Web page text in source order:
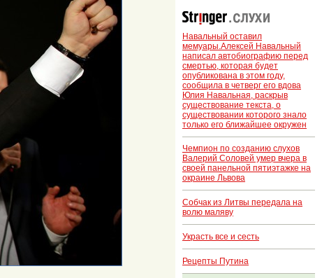
Навальный оставил
мемуары.Алексей Навальный
написал автобиографию перед
смертью, которая будет
опубликована в этом году,
сообщила в четверг его вдова
Юлия Навальная, раскрыв
существование текста, о
существовании которого знало
только его ближайшее окружен
Чемпион по созданию слухов
Валерий Соловей умер вчера в
своей панельной пятиэтажке на
окраине Львова
Собчак из Литвы передала на
волю маляву
Украсть все и сесть
Рецепты Путина